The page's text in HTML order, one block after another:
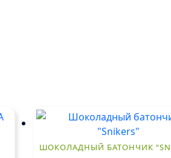
ШОКОЛАДНЫЙ БАТОНЧИК